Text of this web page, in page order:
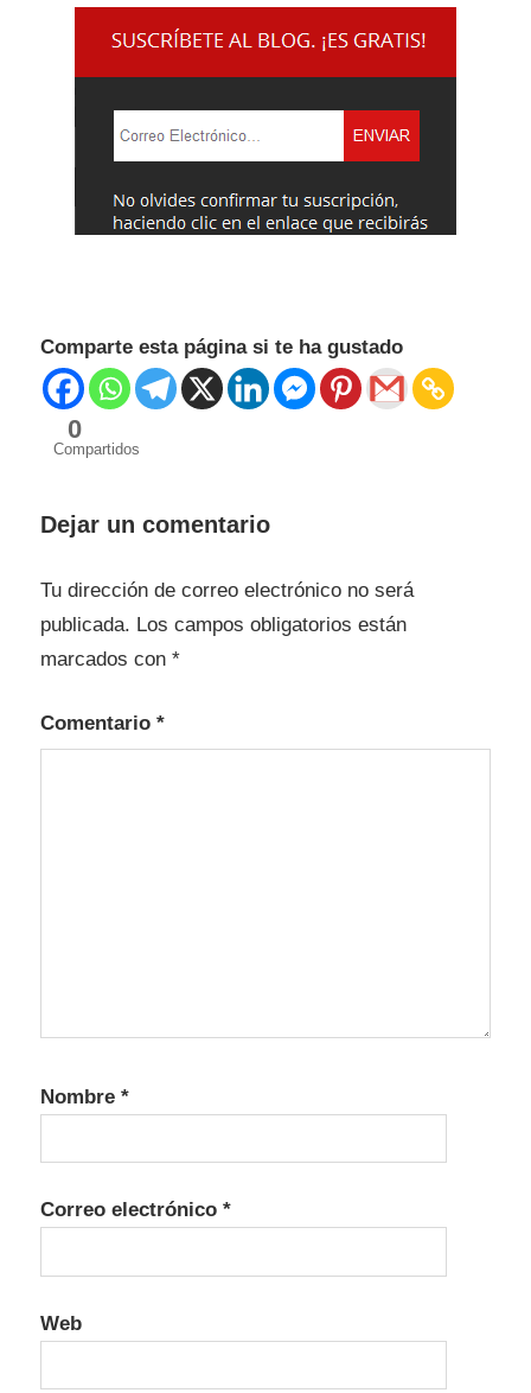
Comparte esta página si te ha gustado
0
Compartidos
Dejar un comentario
Tu dirección de correo electrónico no será
publicada. Los campos obligatorios están
marcados con *
Comentario *
Nombre *
Correo electrónico *
Web